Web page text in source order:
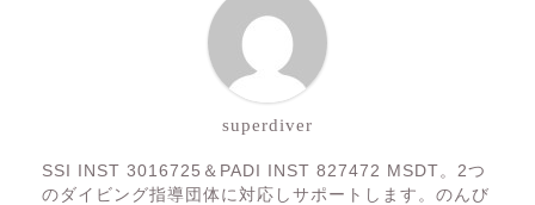
superdiver
SSI INST 3016725＆PADI INST 827472 MSDT。2つ
のダイビング指導団体に対応しサポートします。のんび